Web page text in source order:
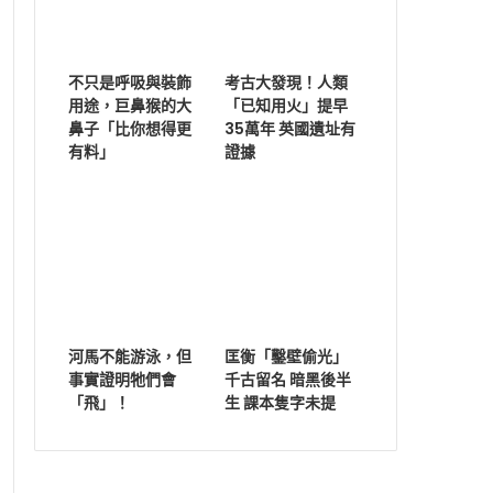
不只是呼吸與裝飾
用途，巨鼻猴的大
鼻子「比你想得更
有料」
考古大發現！人類
「已知用火」提早
35萬年 英國遺址有
證據
河馬不能游泳，但
事實證明牠們會
「飛」！
匡衡「鑿壁偷光」
千古留名 暗黑後半
生 課本隻字未提